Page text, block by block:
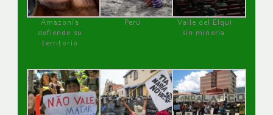
Amazonía
defiende su
territorio
Perú
Valle del Elqui
sin minería.